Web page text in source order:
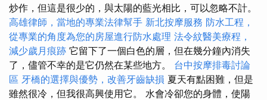
炒作，但這是很少的，與太陽的藍光相比，可以忽略不計。
高雄律師，當地的專業法律幫手 新北按摩服務 防水工程，
從專業的角度為您的房屋進行防水處理 法令紋醫美療程，
減少歲月痕跡 它留下了一個白色的層，但在幾分鐘內消失
了，儘管不幸的是它仍然在某些地方。 台中按摩排毒討論
區 牙橋的選擇與優勢，改善牙齒缺損 夏天有點困難，但是
雖然很冷，但我很高興使用它。 水會冷卻您的身體，使陽